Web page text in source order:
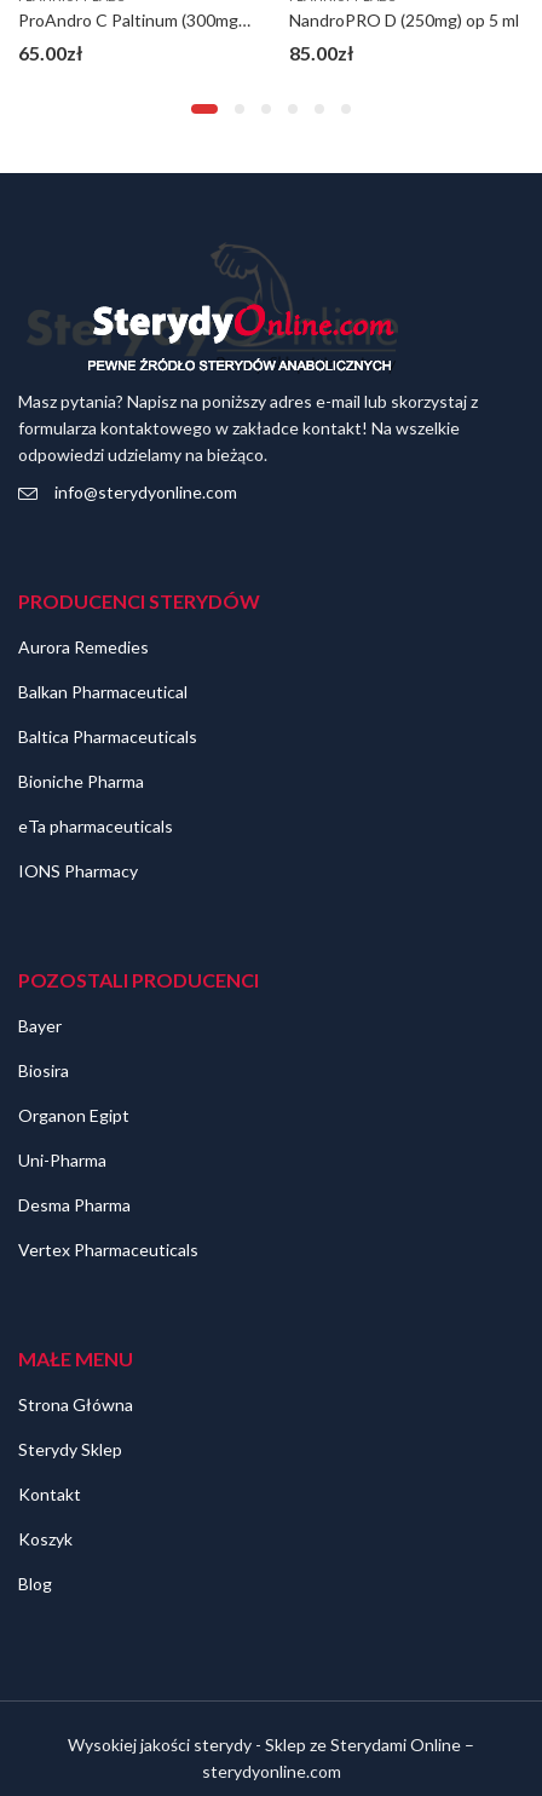
ProAndro C Paltinum (300mg) op 5 ml
65.00zł
NandroPRO D (250mg) op 5 ml
85.00zł
Masz pytania? Napisz na poniższy adres e-mail lub skorzystaj z
formularza kontaktowego w zakładce kontakt! Na wszelkie
odpowiedzi udzielamy na bieżąco.
info@sterydyonline.com
PRODUCENCI STERYDÓW
Aurora Remedies
Balkan Pharmaceutical
Baltica Pharmaceuticals
Bioniche Pharma
eTa pharmaceuticals
IONS Pharmacy
POZOSTALI PRODUCENCI
Bayer
Biosira
Organon Egipt
Uni-Pharma
Desma Pharma
Vertex Pharmaceuticals
MAŁE MENU
Strona Główna
Sterydy Sklep
Kontakt
Koszyk
Blog
Wysokiej jakości sterydy - Sklep ze Sterydami Online –
sterydyonline.com